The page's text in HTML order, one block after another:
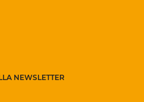
NEWSLETTER